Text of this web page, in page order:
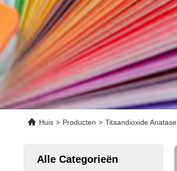
Huis > Producten > Titaandioxide Anatase
Alle Categorieën